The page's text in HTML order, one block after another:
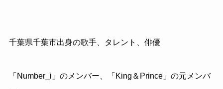
千葉県千葉市出身の歌手、タレント、俳優
「Number_i」のメンバー、「 King ＆ Prince」の元メンバ